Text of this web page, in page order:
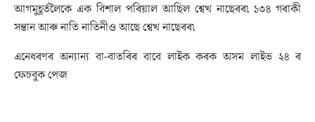
আগমুহূৰ্তলৈকে এক বিশাল পৰিয়াল আছিল শ্বেখ নাছেৰৰ৷ ১৩৪ গৰাকী
সন্তান আৰু নাতি নাতিনীও আছে শ্বেখ নাছেৰৰ৷
এনেধৰণৰ অন্যান্য বা-বাতৰিৰ বাবে লাইক কৰক অসম লাইভ ২৪ ৰ
ফেচবুক পেজ